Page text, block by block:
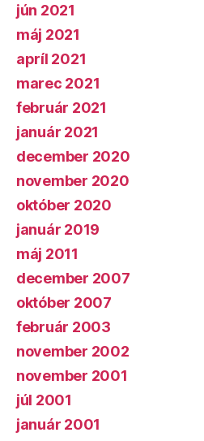
jún 2021
máj 2021
apríl 2021
marec 2021
február 2021
január 2021
december 2020
november 2020
október 2020
január 2019
máj 2011
december 2007
október 2007
február 2003
november 2002
november 2001
júl 2001
január 2001